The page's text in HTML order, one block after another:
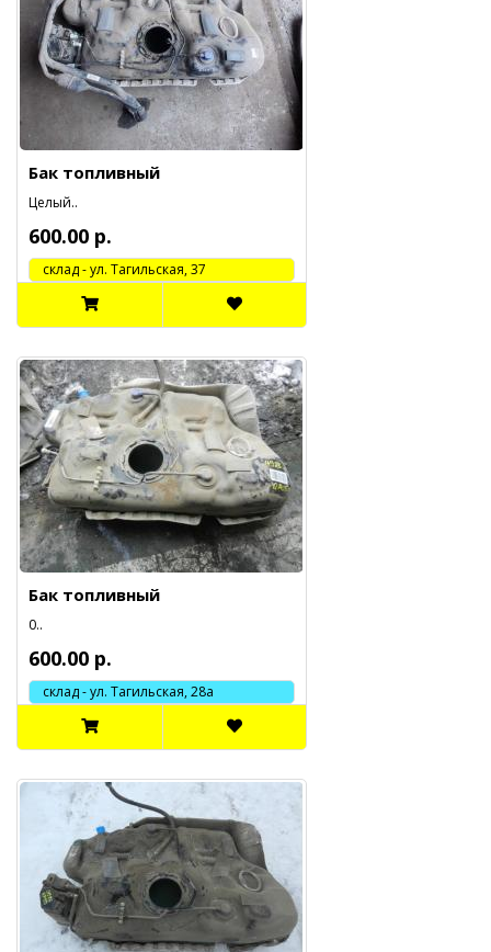
Бак топливный
Целый..
600.00 р.
cклад - ул. Тагильская, 37
Бак топливный
0..
600.00 р.
склад - ул. Тагильская, 28а